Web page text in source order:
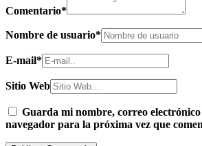
Comentario*
Nombre de usuario*
E-mail*
Sitio Web
Guarda mi nombre, correo electrónico
navegador para la próxima vez que